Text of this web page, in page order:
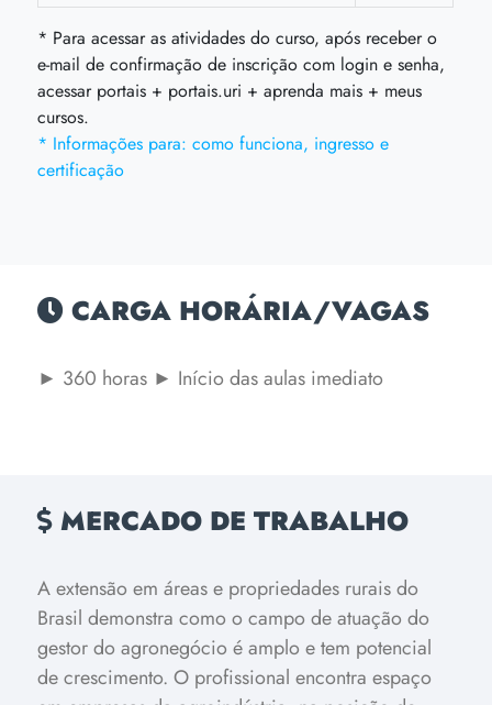
* Para acessar as atividades do curso, após receber o
e-mail de confirmação de inscrição com login e senha,
acessar portais + portais.uri + aprenda mais + meus
cursos.
* Informações para: como funciona, ingresso e
certificação
CARGA HORÁRIA/VAGAS
► 360 horas ► Início das aulas imediato
MERCADO DE TRABALHO
A extensão em áreas e propriedades rurais do
Brasil demonstra como o campo de atuação do
gestor do agronegócio é amplo e tem potencial
de crescimento. O profissional encontra espaço